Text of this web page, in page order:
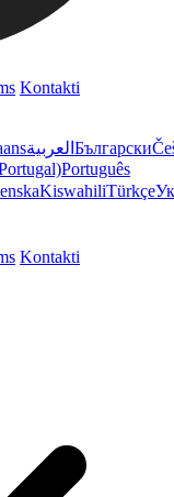
Kontakti
العربية Български
Português
KiswahiliTürkçe
Kontakti